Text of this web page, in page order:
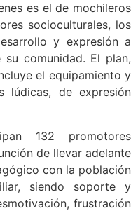
es el de mochileros
socioculturales, los
y expresión a
comunidad. El plan,
el equipamiento y
lúdicas, de expresión
132 promotores
de llevar adelante
con la población
siendo soporte y
frustración